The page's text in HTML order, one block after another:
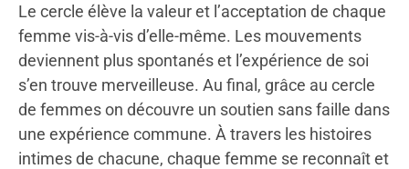
Le cercle élève la valeur et l’acceptation de chaque
femme vis-à-vis d’elle-même. Les mouvements
deviennent plus spontanés et l’expérience de soi
s’en trouve merveilleuse. Au final, grâce au cercle
de femmes on découvre un soutien sans faille dans
une expérience commune. À travers les histoires
intimes de chacune, chaque femme se reconnaît et